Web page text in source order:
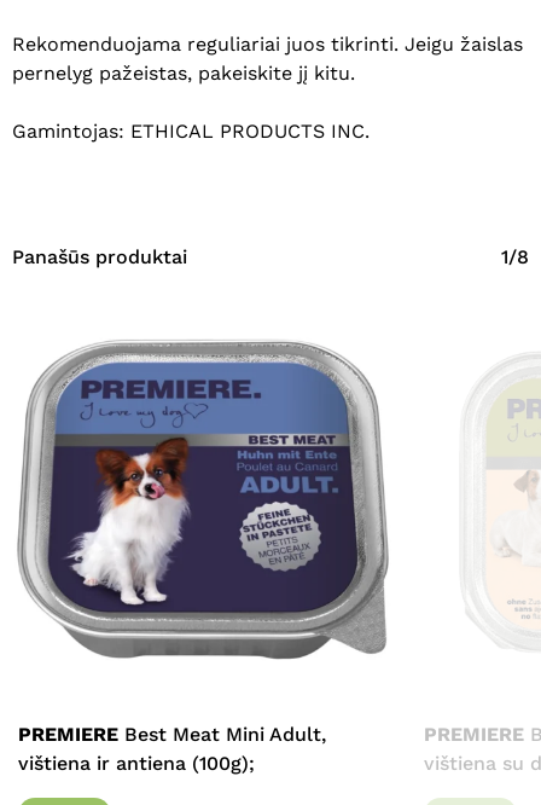
Krepšelyje nėra produktų.
Rekomenduojama reguliariai juos tikrinti. Jeigu žaislas
pernelyg pažeistas, pakeiskite jį kitu.
Gamintojas: ETHICAL PRODUCTS INC.
Panašūs produktai 1/8
PREMIERE Best Meat Mini Adult,
vištiena ir antiena (100g);
PREMIERE
vištiena su